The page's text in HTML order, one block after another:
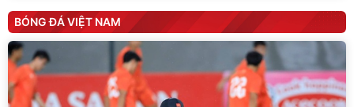
BÓNG ĐÁ VIỆT NAM